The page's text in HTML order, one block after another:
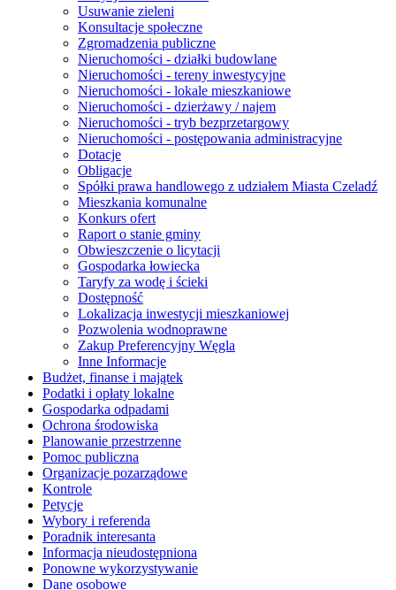
Usuwanie zieleni
Konsultacje społeczne
Zgromadzenia publiczne
Nieruchomości - działki budowlane
Nieruchomości - tereny inwestycyjne
Nieruchomości - lokale mieszkaniowe
Nieruchomości - dzierżawy / najem
Nieruchomości - tryb bezprzetargowy
Nieruchomości - postępowania administracyjne
Dotacje
Obligacje
Spółki prawa handlowego z udziałem Miasta Czeladź
Mieszkania komunalne
Konkurs ofert
Raport o stanie gminy
Obwieszczenie o licytacji
Gospodarka łowiecka
Taryfy za wodę i ścieki
Dostępność
Lokalizacja inwestycji mieszkaniowej
Pozwolenia wodnoprawne
Zakup Preferencyjny Węgla
Inne Informacje
Budżet, finanse i majątek
Podatki i opłaty lokalne
Gospodarka odpadami
Ochrona środowiska
Planowanie przestrzenne
Pomoc publiczna
Organizacje pozarządowe
Kontrole
Petycje
Wybory i referenda
Poradnik interesanta
Informacja nieudostępniona
Ponowne wykorzystywanie
Dane osobowe